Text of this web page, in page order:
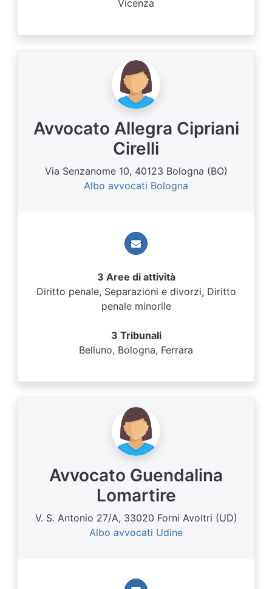
Vicenza
Avvocato Allegra Cipriani
Cirelli
Via Senzanome 10, 40123 Bologna (BO)
Albo avvocati Bologna
3 Aree di attività
Diritto penale, Separazioni e divorzi, Diritto
penale minorile
3 Tribunali
Belluno, Bologna, Ferrara
Avvocato Guendalina
Lomartire
V. S. Antonio 27/A, 33020 Forni Avoltri (UD)
Albo avvocati Udine